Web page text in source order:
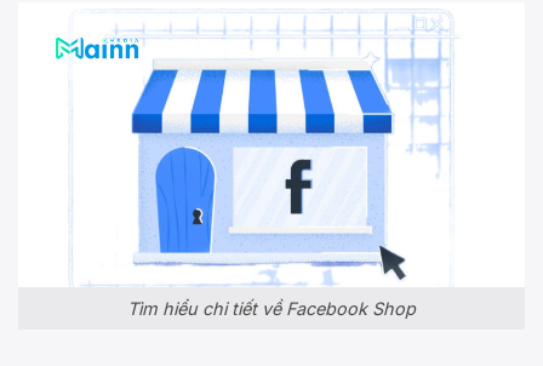
Tìm hiểu chi tiết về Facebook Shop